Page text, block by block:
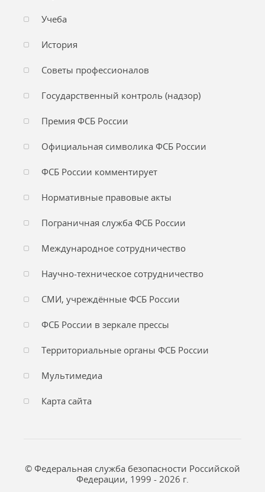
Учеба
История
Советы профессионалов
Государственный контроль (надзор)
Премия ФСБ России
Официальная символика ФСБ России
ФСБ России комментирует
Нормативные правовые акты
Пограничная служба ФСБ России
Международное сотрудничество
Научно-техническое сотрудничество
СМИ, учреждённые ФСБ России
ФСБ России в зеркале прессы
Территориальные органы ФСБ России
Мультимедиа
Карта сайта
© Федеральная служба безопасности Российской
Федерации, 1999 - 2026 г.